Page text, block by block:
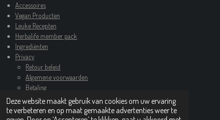
Deze website maakt gebruik van cookies om uw ervaring
te verbeteren en op maat gemaakte advertenties weer te
Accessoires
Vegan Producten
Leuke Recepten
Herbalife member pack
Ingrediënten
Privacy
Retour beleid
Algemene voorwaarden
Betaling
Contact
© 2022 - 2026 www.deafslankwinkel.nl
Powered by JouwWeb